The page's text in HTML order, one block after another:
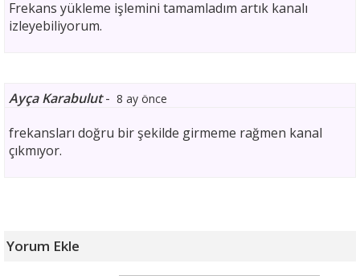
Frekans yükleme işlemini tamamladım artık kanalı
izleyebiliyorum.
Ayça Karabulut- 8 ay önce
frekansları doğru bir şekilde girmeme rağmen kanal
çıkmıyor.
Yorum Ekle